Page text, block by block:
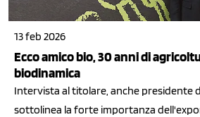
13 feb 2026
Ecco amico bio, 30 anni di
biodinamica
Intervista al titolare, anche presidente
sottolinea la forte importanza